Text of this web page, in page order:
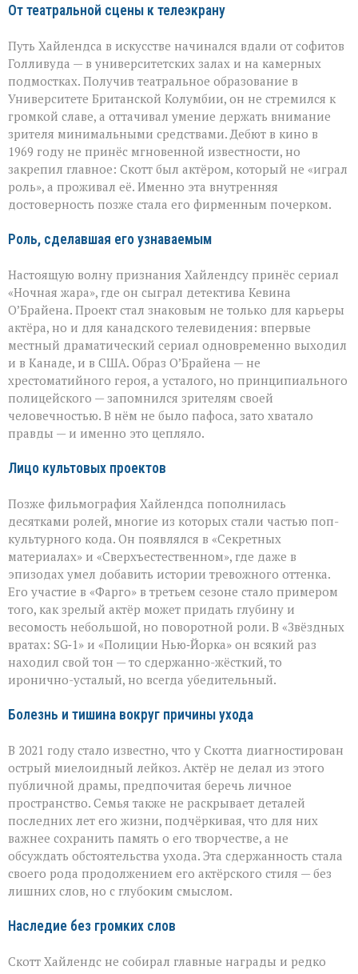
От театральной сцены к телеэкрану
Путь Хайлендса в искусстве начинался вдали от софитов
Голливуда — в университетских залах и на камерных
подмостках. Получив театральное образование в
Университете Британской Колумбии, он не стремился к
громкой славе, а оттачивал умение держать внимание
зрителя минимальными средствами. Дебют в кино в
1969 году не принёс мгновенной известности, но
закрепил главное: Скотт был актёром, который не «играл
роль», а проживал её. Именно эта внутренняя
достоверность позже стала его фирменным почерком.
Роль, сделавшая его узнаваемым
Настоящую волну признания Хайлендсу принёс сериал
«Ночная жара», где он сыграл детектива Кевина
О’Брайена. Проект стал знаковым не только для карьеры
актёра, но и для канадского телевидения: впервые
местный драматический сериал одновременно выходил
и в Канаде, и в США. Образ О’Брайена — не
хрестоматийного героя, а усталого, но принципиального
полицейского — запомнился зрителям своей
человечностью. В нём не было пафоса, зато хватало
правды — и именно это цепляло.
Лицо культовых проектов
Позже фильмография Хайлендса пополнилась
десятками ролей, многие из которых стали частью поп-
культурного кода. Он появлялся в «Секретных
материалах» и «Сверхъестественном», где даже в
эпизодах умел добавить истории тревожного оттенка.
Его участие в «Фарго» в третьем сезоне стало примером
того, как зрелый актёр может придать глубину и
весомость небольшой, но поворотной роли. В «Звёздных
вратах: SG‑1» и «Полиции Нью‑Йорка» он всякий раз
находил свой тон — то сдержанно-жёсткий, то
иронично-усталый, но всегда убедительный.
Болезнь и тишина вокруг причины ухода
В 2021 году стало известно, что у Скотта диагностирован
острый миелоидный лейкоз. Актёр не делал из этого
публичной драмы, предпочитая беречь личное
пространство. Семья также не раскрывает деталей
последних лет его жизни, подчёркивая, что для них
важнее сохранить память о его творчестве, а не
обсуждать обстоятельства ухода. Эта сдержанность стала
своего рода продолжением его актёрского стиля — без
лишних слов, но с глубоким смыслом.
Наследие без громких слов
Скотт Хайлендс не собирал главные награды и редко